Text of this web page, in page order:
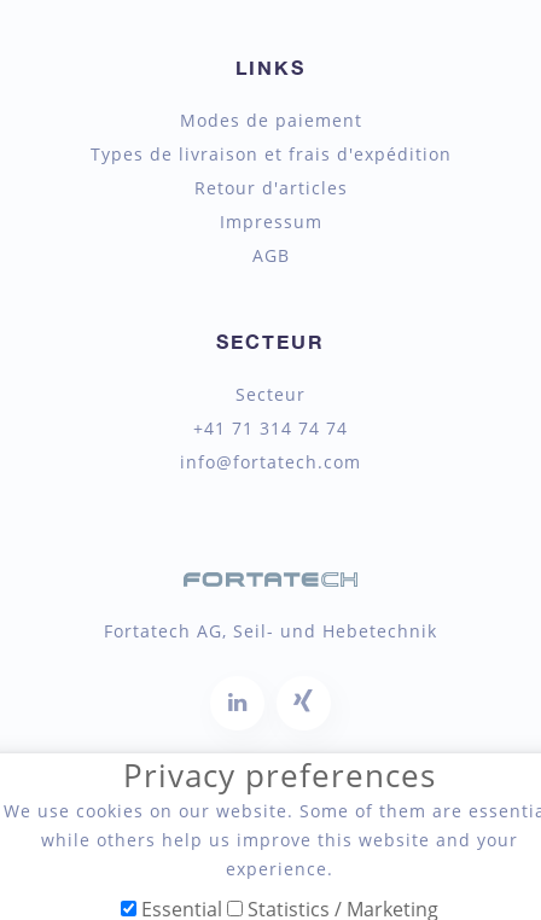
LINKS
Modes de paiement
Types de livraison et frais d'expédition
Retour d'articles
Impressum
AGB
SECTEUR
Secteur
+41 71 314 74 74
info@fortatech.com
Fortatech AG, Seil- und Hebetechnik
Copyright 2026 Fortatech AG, Seil- und Hebetechnik
Privacy preferences
We use cookies on our website. Some of them are
while others help us improve this website and your
experience.
Essential Statistics / Marketing